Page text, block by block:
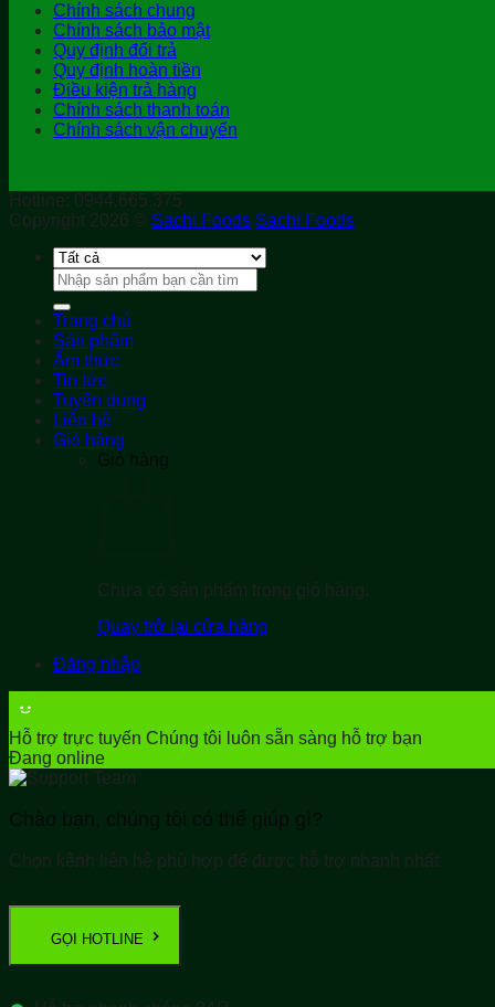
Chính sách chung
Chính sách bảo mật
Quy định đổi trả
Quy định hoàn tiền
Điều kiện trả hàng
Chính sách thanh toán
Chính sách vận chuyển
Hotline: 0944.665.375
Copyright 2026 © Sachi Foods Sachi Foods
Tìm
kiếm:
Trang chủ
Sản phẩm
Ẩm thực
Tin tức
Tuyển dụng
Liên hệ
Giỏ hàng
Giỏ hàng
Chưa có sản phẩm trong giỏ hàng.
Quay trở lại cửa hàng
Đăng nhập
Hỗ trợ trực tuyến Chúng tôi luôn sẵn sàng hỗ trợ bạn
Đang online
Chào bạn, chúng tôi có thể giúp gì?
Chọn kênh liên hệ phù hợp để được hỗ trợ nhanh nhất
GỌI HOTLINE